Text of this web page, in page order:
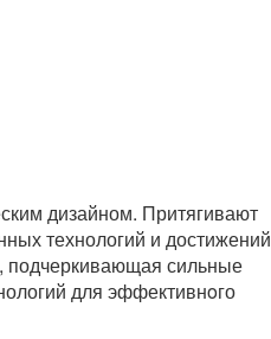
дизайном. Притягивают
технологий и достижений
подчеркивающая сильные
для эффективнoго